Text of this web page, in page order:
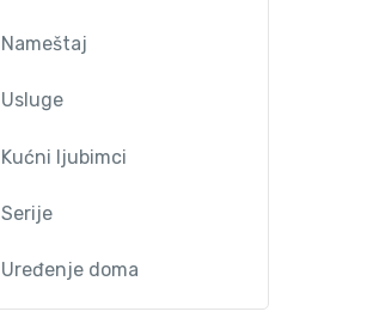
Nameštaj
Usluge
Kućni ljubimci
Serije
Uređenje doma